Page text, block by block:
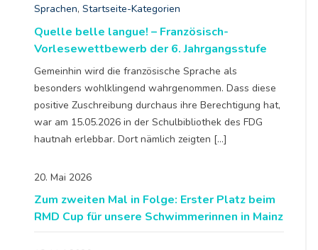
Sprachen, Startseite-Kategorien
Quelle belle langue! – Französisch-
Vorlesewettbewerb der 6. Jahrgangsstufe
Gemeinhin wird die französische Sprache als
besonders wohlklingend wahrgenommen. Dass diese
positive Zuschreibung durchaus ihre Berechtigung hat,
war am 15.05.2026 in der Schulbibliothek des FDG
hautnah erlebbar. Dort nämlich zeigten […]
20. Mai 2026
Zum zweiten Mal in Folge: Erster Platz beim
RMD Cup für unsere Schwimmerinnen in Mainz